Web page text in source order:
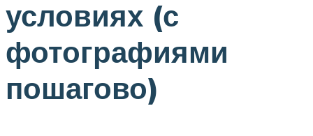
условиях (с
фотографиями
пошагово)